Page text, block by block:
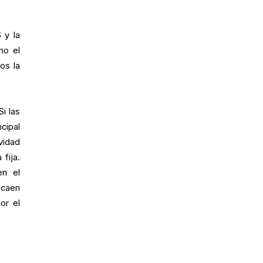
y la
el
la
las
fija.
el
el